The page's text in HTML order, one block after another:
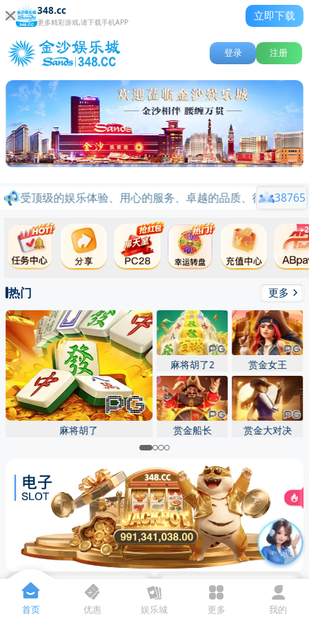
348.cc
更多精彩游戏,请下载手机APP
立即下载
登录 注册
受顶级的娱乐体验、用心的服务、卓越的品质、行业标杆品
38765
麻将胡了
麻将胡了2 赏金女王
赏金船长 赏金大对决
首页 优惠 娱乐城 更多 我的
关闭
先点击，再“添加到主屏幕”